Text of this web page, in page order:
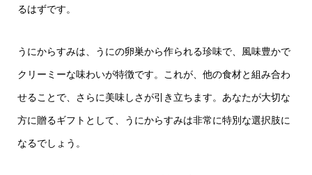
るはずです。
うにからすみは、うにの卵巣から作られる珍味で、風味豊かで
クリーミーな味わいが特徴です。これが、他の食材と組み合わ
せることで、さらに美味しさが引き立ちます。あなたが大切な
方に贈るギフトとして、うにからすみは非常に特別な選択肢に
なるでしょう。